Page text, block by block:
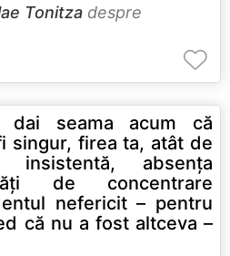
Tonitza despre
seama acum că
singur, firea ta, atât de
insistentă, absenţa
de concentrare
nefericit – pentru
că nu a fost altceva –